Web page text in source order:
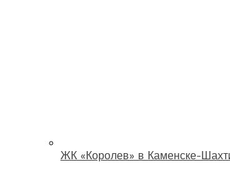
ЖК «Королев» в Каменске-